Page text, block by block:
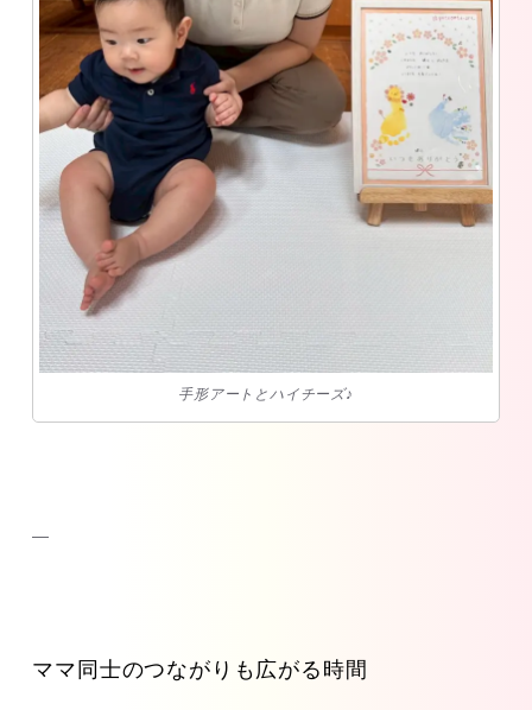
手形アートとハイチーズ♪
—
ママ同士のつながりも広がる時間